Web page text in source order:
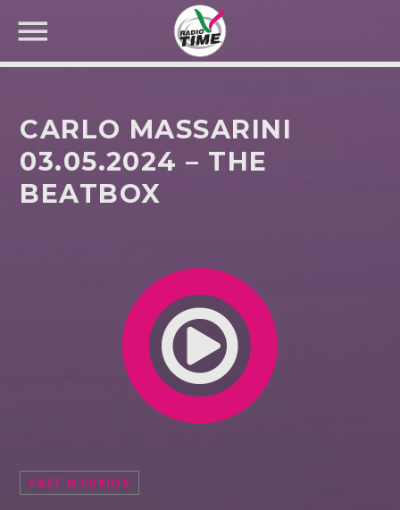
CERCA NEL SITO WEB:
CARLO MASSARINI
03.05.2024 – THE
BEATBOX
FAST N CURIOS